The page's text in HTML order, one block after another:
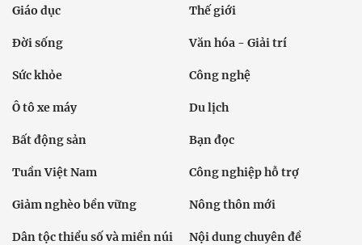
Giáo dục Thế giới
Đời sống Văn hóa - Giải trí
Sức khỏe Công nghệ
Ô tô xe máy Du lịch
Bất động sản Bạn đọc
Tuần Việt Nam Công nghiệp hỗ trợ
Giảm nghèo bền vững Nông thôn mới
Dân tộc thiểu số và miền núi Nội dung chuyên đề